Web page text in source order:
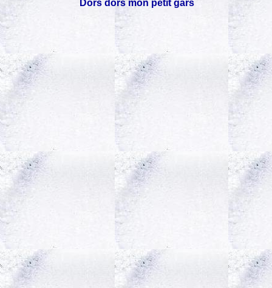
Dors dors mon petit gars